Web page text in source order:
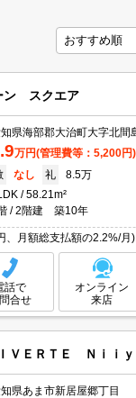
ン スクエア
県海部郡大治町大字北間
万円(管理費等：5,200円)
なし 礼
8.5万
58.21m²
2階建 築10年
月額総支払額の2.2%/月)
話で
合せ
オンライン
来店
ＶＥＲＴＥ Ｎｉｉｙ
県あま市新居屋郷丁目